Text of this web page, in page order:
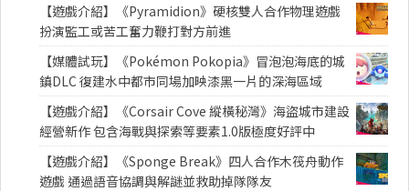
【遊戲介紹】《Pyramidion》硬核雙人合作物理遊戲
扮演監工或苦工奮力鞭打對方前進
【媒體試玩】《Pokémon Pokopia》冒泡泡海底的城
鎮DLC 復建水中都市同場加映漆黑一片的深海區域
【遊戲介紹】《Corsair Cove 縱橫秘灣》海盜城市建設
經營新作 包含海戰與探索等要素1.0版極度好評中
【遊戲介紹】《Sponge Break》四人合作木筏舟動作
遊戲 通過語音協調與解謎並救助掉隊隊友